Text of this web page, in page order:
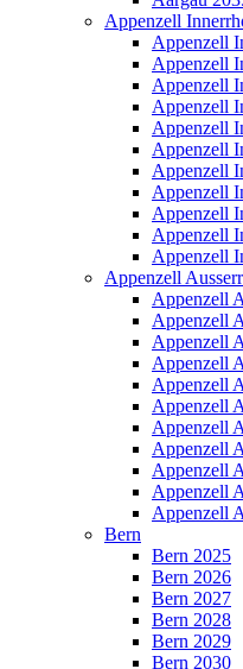
Appenzell
Appenzell
Appenzell
Appenzell
Appenzell
Appenzell
Appenzell
Appenzell
Appenzell
Appenzell
Appenzell
Appenzell
Appenzell
Appenzell
Appenzell
Appenzell
Appenzell
Appenzell
Appenzell
Appenzell
Appenzell
Appenzell
Appenzell
Appenzell
Bern
Bern 2025
Bern 2026
Bern 2027
Bern 2028
Bern 2029
Bern 2030